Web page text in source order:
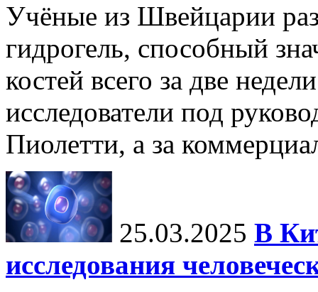
Учёные из Швейцарии
гидрогель, способный
костей всего за две
исследователи под
Пиолетти, а за
25.03.2025 В
исследования